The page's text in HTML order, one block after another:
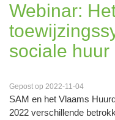
Webinar:
sociale
Gepost op 2022-11-04
SAM en het Vlaams
2022 verschillende